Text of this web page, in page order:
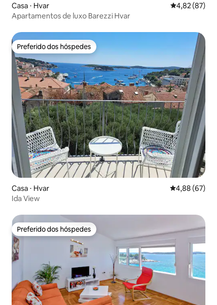
Casa ⋅ Hvar 4,82 de uma
4,82 (87)
Apartamentos de luxo Barezzi Hvar
Preferido dos hóspedes
Preferido dos hóspedes
Casa ⋅ Hvar 4,88 de uma
4,88 (67)
Ida View
Preferido dos hóspedes
Preferido dos hóspedes